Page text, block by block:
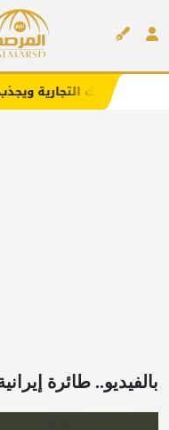
ويجذب لك مزيدًا من
بالفيديو.. طائرة